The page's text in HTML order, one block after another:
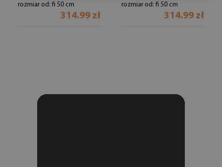
rozmiar od: fi 50 cm
314.99 zł
rozmiar od: fi 50 cm
314.99 zł